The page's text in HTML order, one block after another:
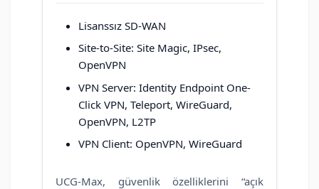
Lisanssız SD-WAN
Site-to-Site: Site Magic, IPsec,
OpenVPN
VPN Server: Identity Endpoint One-
Click VPN, Teleport, WireGuard,
OpenVPN, L2TP
VPN Client: OpenVPN, WireGuard
UCG-Max, güvenlik özelliklerini “açık